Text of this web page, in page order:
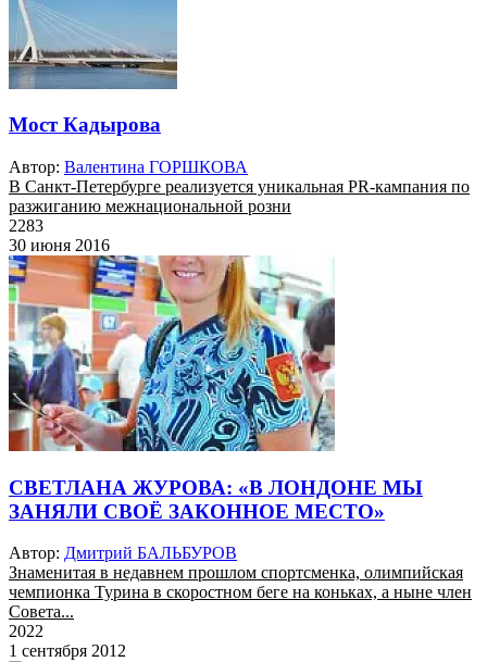
Мост Кадырова
Автор: Валентина ГОРШКОВА
В Санкт-Петербурге реализуется уникальная PR-кампания по
разжиганию межнациональной розни
2283
30 июня 2016
СВЕТЛАНА ЖУРОВА: «В ЛОНДОНЕ МЫ
ЗАНЯЛИ СВОЁ ЗАКОННОЕ МЕСТО»
Автор: Дмитрий БАЛЬБУРОВ
Знаменитая в недавнем прошлом спортсменка, олимпийская
чемпионка Турина в скоростном беге на коньках, а ныне член
Совета...
2022
1 сентября 2012